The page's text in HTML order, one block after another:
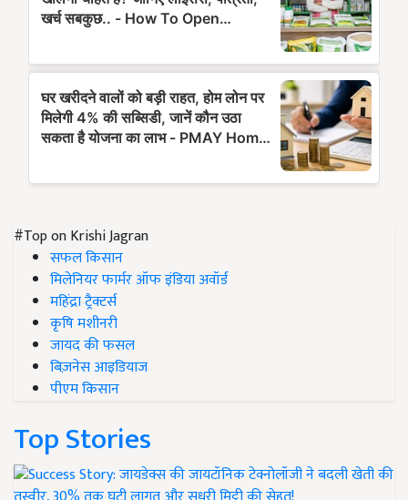
#Top on Krishi Jagran
सफल किसान
मिलेनियर फार्मर ऑफ इंडिया अवॉर्ड
महिंद्रा ट्रैक्टर्स
कृषि मशीनरी
जायद की फसल
बिज़नेस आइडियाज
पीएम किसान
Top Stories